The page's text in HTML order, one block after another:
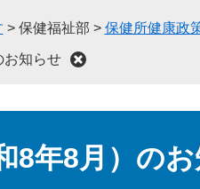
> 保健福祉部 > 保健所健康政
お知らせ
8年8月）の